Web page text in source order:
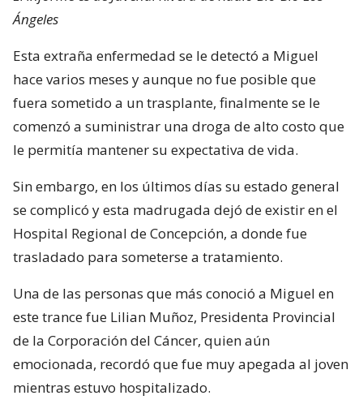
Ángeles
Esta extraña enfermedad se le detectó a Miguel
hace varios meses y aunque no fue posible que
fuera sometido a un trasplante, finalmente se le
comenzó a suministrar una droga de alto costo que
le permitía mantener su expectativa de vida.
Sin embargo, en los últimos días su estado general
se complicó y esta madrugada dejó de existir en el
Hospital Regional de Concepción, a donde fue
trasladado para someterse a tratamiento.
Una de las personas que más conoció a Miguel en
este trance fue Lilian Muñoz, Presidenta Provincial
de la Corporación del Cáncer, quien aún
emocionada, recordó que fue muy apegada al joven
mientras estuvo hospitalizado.